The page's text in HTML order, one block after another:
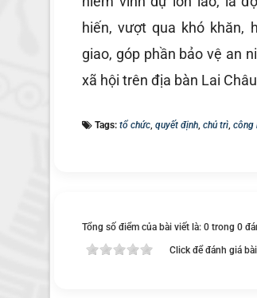
hiến, vượt qua khó khăn,
giao, góp phần bảo vệ an
xã hội trên địa bàn Lai
Tags: tổ chức, quyết định, chủ trì, công
Tổng số điểm của bài viết là: 0 trong 0
Click để đánh giá